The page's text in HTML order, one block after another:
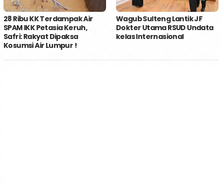
28 Ribu KK Terdampak Air
SPAM IKK Petasia Keruh,
Safri: Rakyat Dipaksa
Kosumsi Air Lumpur !
Wagub Sulteng Lantik JF
Dokter Utama RSUD Undata
kelas Internasional